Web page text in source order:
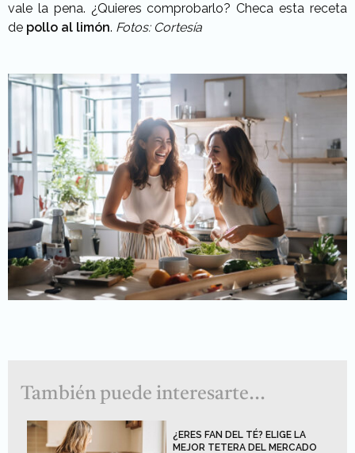
vale la pena. ¿Quieres comprobarlo? Checa esta receta
de pollo al limón. Fotos: Cortesía
También puede interesarte...
¿ERES FAN DEL TÉ? ELIGE LA
MEJOR TETERA DEL MERCADO